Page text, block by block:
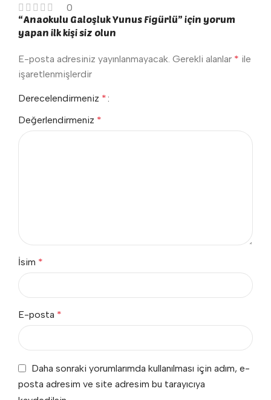
0
“Anaokulu Galoşluk Yunus Figürlü” için yorum
yapan ilk kişi siz olun
E-posta adresiniz yayınlanmayacak. Gerekli alanlar * ile
işaretlenmişlerdir
Derecelendirmeniz *
Değerlendirmeniz *
İsim *
E-posta *
Daha sonraki yorumlarımda kullanılması için adım, e-
posta adresim ve site adresim bu tarayıcıya